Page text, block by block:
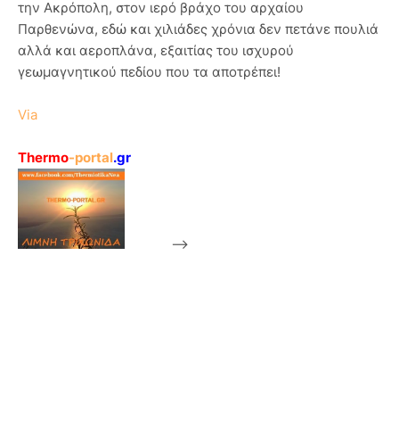
την Ακρόπολη, στον ιερό βράχο του αρχαίου
Παρθενώνα, εδώ και χιλιάδες χρόνια δεν πετάνε πουλιά
αλλά και αεροπλάνα, εξαιτίας του ισχυρού
γεωμαγνητικού πεδίου που τα αποτρέπει!
Via
Thermo-portal.gr
-->